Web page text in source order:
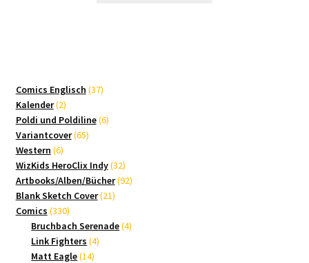
Comics Englisch 3737
Kalender 22
Produkte
Poldi und Poldiline 66
Variantcover 6565
Western 66
Produkte
WizKids HeroClix Indy 3232
Produkte
Artbooks/Alben/Bücher 9292
Blank Sketch Cover 2121
Comics 330330
Produkte
Bruchbach Serenade 44
Link Fighters 44
Matt Eagle 1414